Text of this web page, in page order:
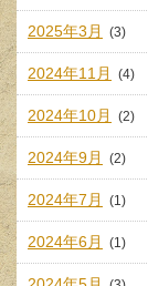
2025年3月 (3)
2024年11月 (4)
2024年10月 (2)
2024年9月 (2)
2024年7月 (1)
2024年6月 (1)